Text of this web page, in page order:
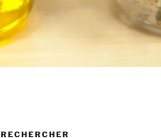
RECHERCHER